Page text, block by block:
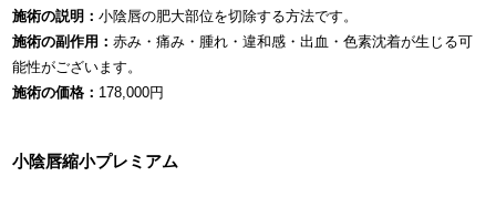
施術の説明：小陰唇の肥大部位を切除する方法です。
施術の副作用：赤み・痛み・腫れ・違和感・出血・色素沈着が生じる可
能性がございます。
施術の価格： 178,000円
小陰唇縮小プレミアム